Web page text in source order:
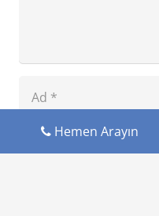
Hemen Arayın